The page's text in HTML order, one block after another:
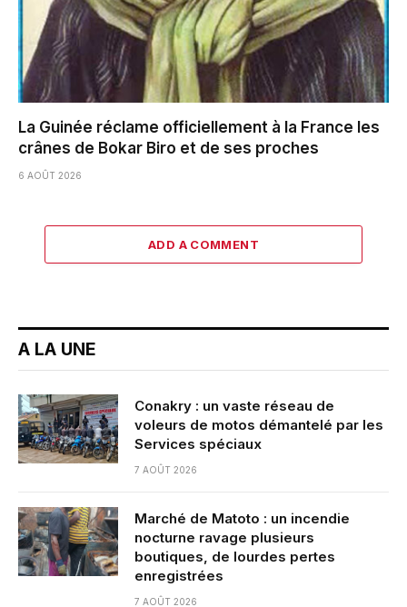
La Guinée réclame officiellement à la France les
crânes de Bokar Biro et de ses proches
6 AOÛT 2026
ADD A COMMENT
A LA UNE
Conakry : un vaste réseau de
voleurs de motos démantelé par les
Services spéciaux
7 AOÛT 2026
Marché de Matoto : un incendie
nocturne ravage plusieurs
boutiques, de lourdes pertes
enregistrées
7 AOÛT 2026